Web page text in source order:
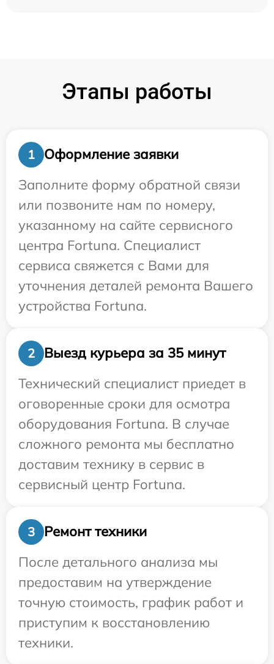
Этапы работы
1
Оформление заявки
Заполните форму обратной связи
или позвоните нам по номеру,
указанному на сайте сервисного
центра Fortuna. Специалист
сервиса свяжется с Вами для
уточнения деталей ремонта Вашего
устройства Fortuna.
2
Выезд курьера за 35 минут
Технический специалист приедет в
оговоренные сроки для осмотра
оборудования Fortuna. В случае
сложного ремонта мы бесплатно
доставим технику в сервис в
сервисный центр Fortuna.
3
Ремонт техники
После детального анализа мы
предоставим на утверждение
точную стоимость, график работ и
приступим к восстановлению
техники.